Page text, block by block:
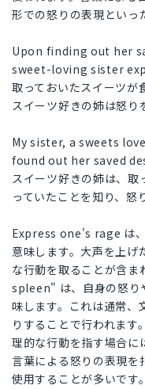
形での怒りの表現といっ
Upon finding out her
sweet-loving sister
取っておいたスイーツが
スイーツ好きの姉は怒り
My sister, a sweets
found out her saved
スイーツ好きの姉は、取
っていたことを知り、怒
Express one's rage は
意味します。大声を上げ
な行動を取ることが含
spleen" は、自身の怒り
味します。これは通常、
りすることで行われま
理的な行動を指す場合
言葉による怒りの表現
使用することが多いです。